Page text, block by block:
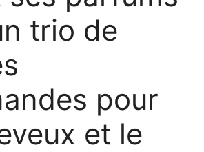
trio de
pour
et le